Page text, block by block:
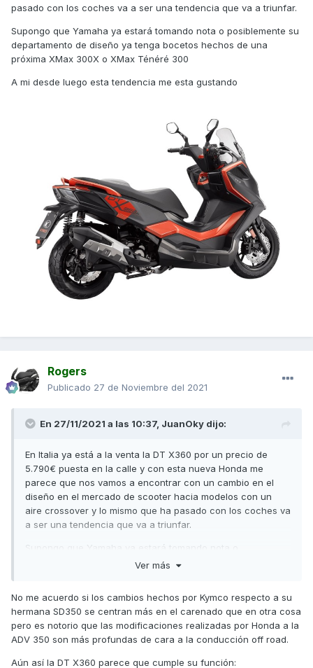
pasado con los coches va a ser una tendencia que va a triunfar.
Supongo que Yamaha ya estará tomando nota o posiblemente su
departamento de diseño ya tenga bocetos hechos de una
próxima XMax 300X o XMax Ténéré 300
A mi desde luego esta tendencia me esta gustando
Rogers
Publicado 27 de Noviembre del 2021
En 27/11/2021 a las 10:37, JuanOky dijo:
En Italia ya está a la venta la DT X360 por un precio de
5.790€ puesta en la calle y con esta nueva Honda me
parece que nos vamos a encontrar con un cambio en el
diseño en el mercado de scooter hacia modelos con un
aire crossover y lo mismo que ha pasado con los coches va
a ser una tendencia que va a triunfar.
Supongo que Yamaha ya estará tomando nota o
posiblemente su departamento de diseño ya tenga bocetos
A mi desde luego esta tendencia me esta gustando
Ver más
No me acuerdo si los cambios hechos por Kymco respecto a su
hermana SD350 se centran más en el carenado que en otra cosa
pero es notorio que las modificaciones realizadas por Honda a la
ADV 350 son más profundas de cara a la conducción off road.
Aún así la DT X360 parece que cumple su función: